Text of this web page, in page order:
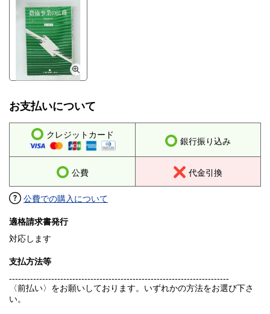
お支払いについて
クレジットカード
銀行振り込み
公費 代金引換
公費での購入について
適格請求書発行
対応します
支払方法等
-------------------------------------------------------------------------
〈前払い〉をお願いしております。いずれかの方法をお選び下さ
い。